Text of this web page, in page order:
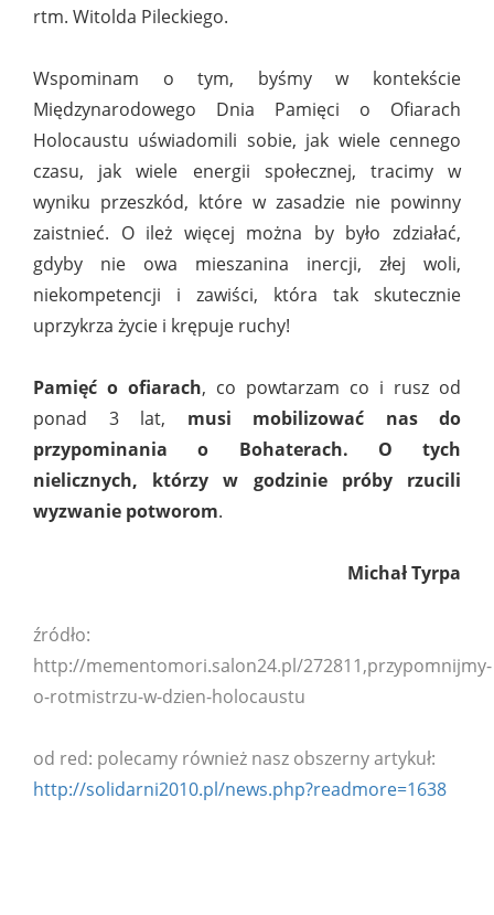
rtm. Witolda Pileckiego.
Wspominam o tym, byśmy w kontekście
Międzynarodowego Dnia Pamięci o Ofiarach
Holocaustu uświadomili sobie, jak wiele cennego
czasu, jak wiele energii społecznej, tracimy w
wyniku przeszkód, które w zasadzie nie powinny
zaistnieć. O ileż więcej można by było zdziałać,
gdyby nie owa mieszanina inercji, złej woli,
niekompetencji i zawiści, która tak skutecznie
uprzykrza życie i krępuje ruchy!
Pamięć o ofiarach, co powtarzam co i rusz od
ponad 3 lat, musi mobilizować nas do
przypominania o Bohaterach. O tych
nielicznych, którzy w godzinie próby rzucili
wyzwanie potworom.
Michał Tyrpa
źródło:
http://mementomori.salon24.pl/272811,przypomnijmy-
o-rotmistrzu-w-dzien-holocaustu
od red: polecamy również nasz obszerny artykuł:
http://solidarni2010.pl/news.php?readmore=1638